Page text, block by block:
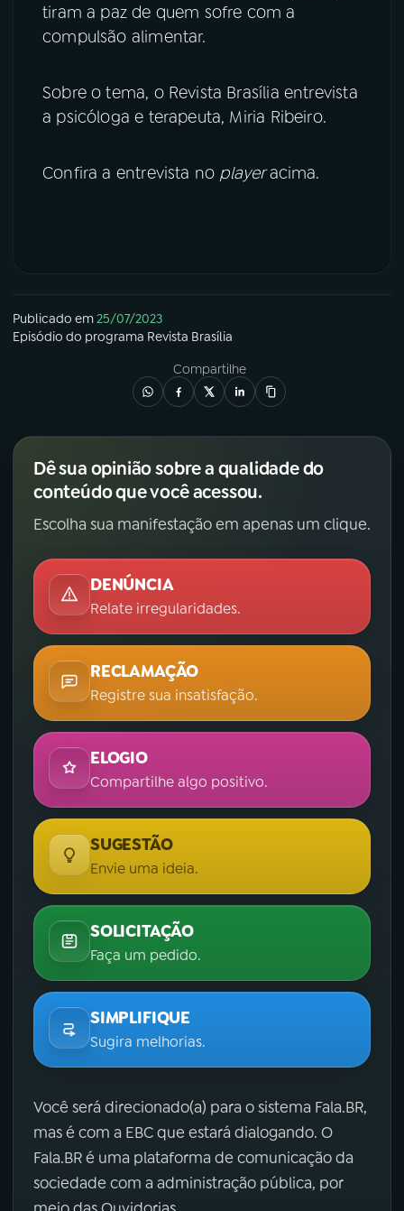
tiram a paz de quem sofre com a
compulsão alimentar.
Sobre o tema, o Revista Brasília entrevista
a psicóloga e terapeuta, Miria Ribeiro.
Confira a entrevista no playeracima.
Publicado em25/07/2023
Episódio do programa Revista Brasília
Compartilhe
Dê sua opinião sobre a qualidade do
conteúdo que você acessou.
Escolha sua manifestação em apenas um clique.
DENÚNCIA
Relate irregularidades.
RECLAMAÇÃO
Registre sua insatisfação.
ELOGIO
Compartilhe algo positivo.
SUGESTÃO
Envie uma ideia.
SOLICITAÇÃO
Faça um pedido.
SIMPLIFIQUE
Sugira melhorias.
Você será direcionado(a) para o sistema Fala.BR,
mas é com a EBC que estará dialogando. O
Fala.BR é uma plataforma de comunicação da
sociedade com a administração pública, por